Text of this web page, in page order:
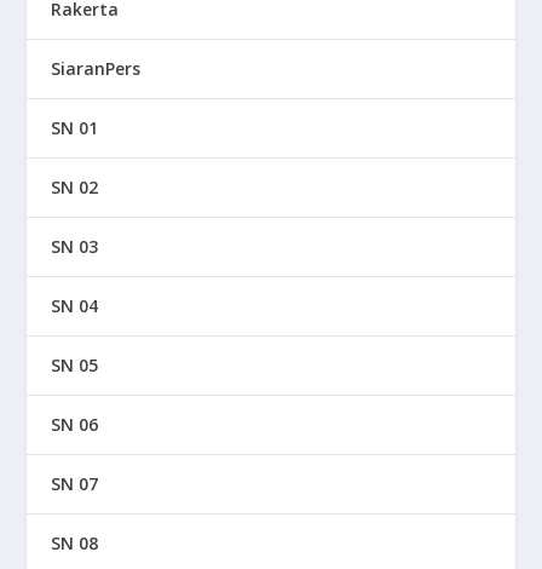
Rakerta
SiaranPers
SN 01
SN 02
SN 03
SN 04
SN 05
SN 06
SN 07
SN 08